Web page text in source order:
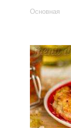
Основная